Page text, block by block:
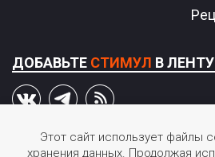
ДОБАВЬТЕ СТИМУЛ В ЛЕНТУ
© 2026 STIмул.
Этот сайт использует файлы
хранения данных. Продолжая